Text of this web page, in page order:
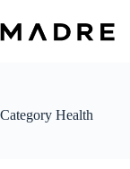
to
content
Category Health